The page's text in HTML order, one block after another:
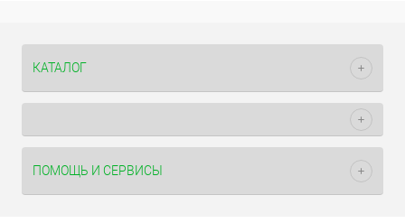
КАТАЛОГ
ПОМОЩЬ И СЕРВИСЫ